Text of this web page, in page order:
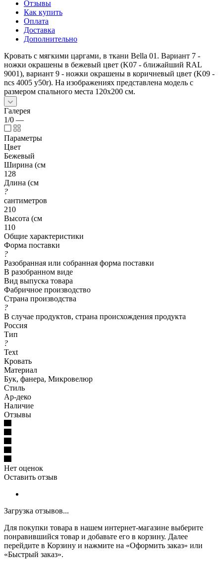
Отзывы
Как купить
Оплата
Доставка
Дополнительно
Кровать с мягкими царгами, в ткани Bella 01. Вариант 7 -
ножки окрашены в бежевый цвет (K07 - ближайший RAL
9001), вариант 9 - ножки окрашены в коричневый цвет (K09 -
ncs 4005 y50r). На изображениях представлена модель с
размером спального места 120x200 см.
Галерея
1/0 —
Параметры
Цвет
Бежевый
Ширина (см
128
Длина (см
?
сантиметров
210
Высота (см
110
Общие характеристики
Форма поставки
?
Разобранная или собранная форма поставки
В разобранном виде
Вид выпуска товара
Фабричное производство
Страна производства
?
В случае продуктов, страна происхождения продукта
Россия
Тип
?
Text
Кровать
Материал
Бук, фанера, Микровелюр
Стиль
Ар-деко
Наличие
Отзывы
Нет оценок
Оставить отзыв
Загрузка отзывов...
Для покупки товара в нашем интернет-магазине выберите
понравившийся товар и добавьте его в корзину. Далее
перейдите в Корзину и нажмите на «Оформить заказ» или
«Быстрый заказ».